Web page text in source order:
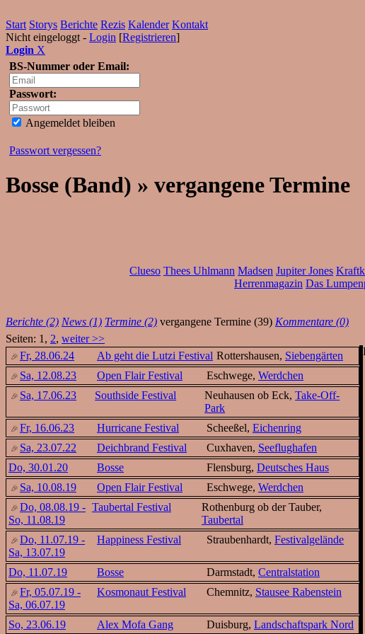
Start Storys Berichte Rezis Kalender Kontakt
Nicht eingeloggt - Login [Registrieren]
Login X
BS-Nummer oder Email:
Passwort:
Angemeldet bleiben
Passwort vergessen?
Bosse (Band) » vergangene Termine
Clueso Thees Uhlmann Madsen Jupiter Jones
Herrenmagazin Das
Berichte (2) News (1) Termine (2) vergangene Termine (39) Kommentare (0)
Seiten: 1, 2, weiter >>
Fr, 28.06.24
Ab geht die Lutzi Festival Rottershausen, Siebengärten
Sa, 12.08.23
Open Flair Festival Eschwege, Werdchen
Sa, 17.06.23
Southside Festival Neuhausen ob Eck,Take-Off-
Park
Fr, 16.06.23
Hurricane Festival Scheeßel, Eichenring
Sa, 23.07.22
Deichbrand Festival Cuxhaven, Seeflughafen
Do, 30.01.20
Bosse Flensburg, Deutsches Haus
Sa, 10.08.19
Open Flair Festival Eschwege, Werdchen
Do, 08.08.19 -
So, 11.08.19
Taubertal Festival
Rothenburg ob der Tauber,
Taubertal
Do, 11.07.19 -
Sa, 13.07.19
Happiness Festival Straubenhardt, Festivalgelände
Do, 11.07.19 Bosse Darmstadt, Centralstation
Fr, 05.07.19 -
Sa, 06.07.19
Kosmonaut Festival Chemnitz, Stausee Rabenstein
So, 23.06.19 Alex Mofa Gang Duisburg, Landschaftspark Nord